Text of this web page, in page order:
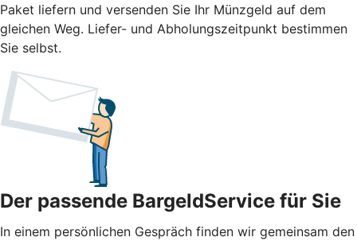
Paket liefern und versenden Sie Ihr Münzgeld auf dem
gleichen Weg. Liefer- und Abholungszeitpunkt bestimmen
Sie selbst.
Der passende BargeldService für Sie
In einem persönlichen Gespräch finden wir gemeinsam den